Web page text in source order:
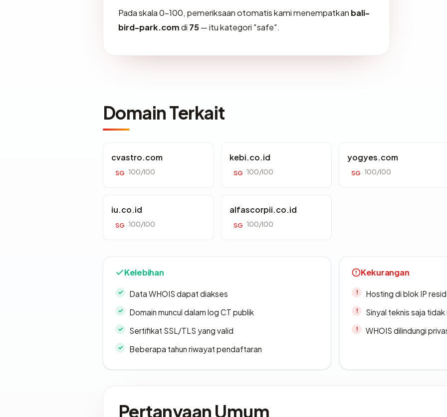
Pada skala 0-100, pemeriksaan otomatis kami menempatkan bali-
bird-park.comdi 75— itu kategori "safe".
Domain Terkait
cvastro.com
SG 100/100
kebi.co.id
SG 100/100
yogyes.com
SG 100/100
iu.co.id
SG 100/100
alfascorpii.co.id
SG 100/100
Kelebihan
Data WHOIS dapat diakses
Domain muncul dalam log CT publik
Sertifikat SSL/TLS yang valid
Beberapa tahun riwayat pendaftaran
Kekurangan
Hosting di blok IP
Sinyal teknis saja
WHOIS dilindungi
Pertanyaan Umum